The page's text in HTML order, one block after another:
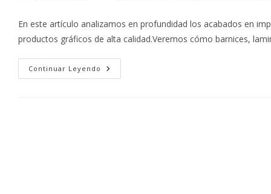
entrada:
entrada:
En este artículo analizamos en profundidad los acabados en
productos gráficos de alta calidad.Veremos cómo barnices,
Continuar Leyendo Los
Acabados